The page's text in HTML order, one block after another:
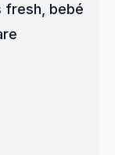
fresh, bebé